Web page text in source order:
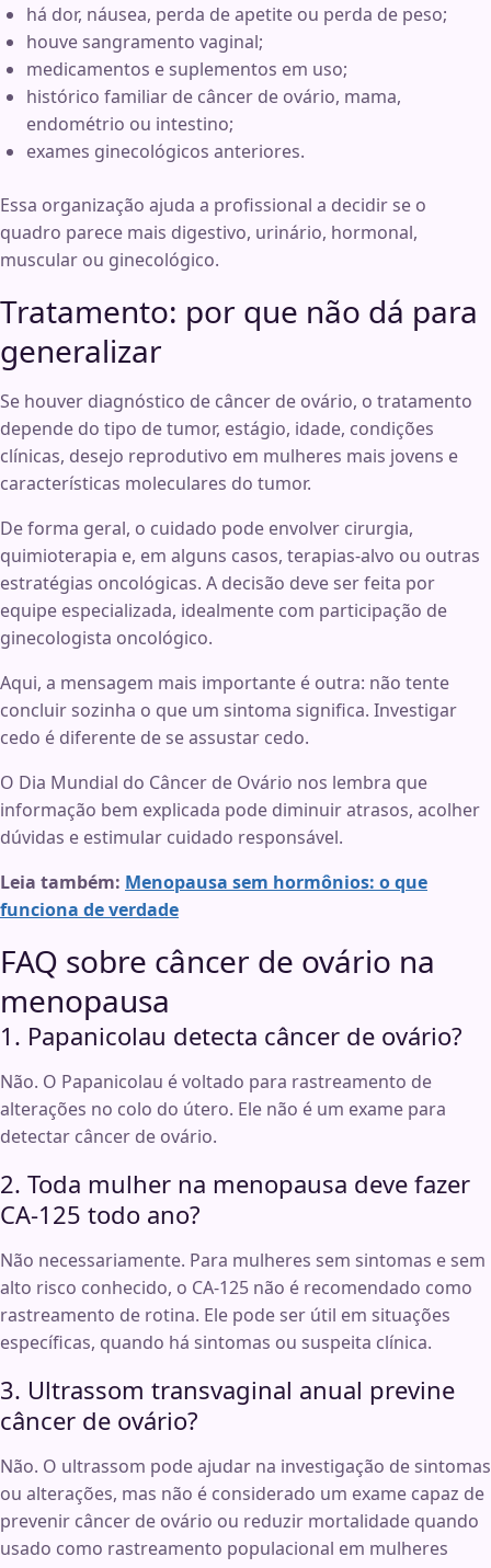
há dor, náusea, perda de apetite ou perda de peso;
houve sangramento vaginal;
medicamentos e suplementos em uso;
histórico familiar de câncer de ovário, mama,
endométrio ou intestino;
exames ginecológicos anteriores.
Essa organização ajuda a profissional a decidir se o
quadro parece mais digestivo, urinário, hormonal,
muscular ou ginecológico.
Tratamento: por que não dá para
generalizar
Se houver diagnóstico de câncer de ovário, o tratamento
depende do tipo de tumor, estágio, idade, condições
clínicas, desejo reprodutivo em mulheres mais jovens e
características moleculares do tumor.
De forma geral, o cuidado pode envolver cirurgia,
quimioterapia e, em alguns casos, terapias-alvo ou outras
estratégias oncológicas. A decisão deve ser feita por
equipe especializada, idealmente com participação de
ginecologista oncológico.
Aqui, a mensagem mais importante é outra: não tente
concluir sozinha o que um sintoma significa. Investigar
cedo é diferente de se assustar cedo.
O Dia Mundial do Câncer de Ovário nos lembra que
informação bem explicada pode diminuir atrasos, acolher
dúvidas e estimular cuidado responsável.
Leia também: Menopausa sem hormônios: o que
funciona de verdade
FAQ sobre câncer de ovário na
menopausa
1. Papanicolau detecta câncer de ovário?
Não. O Papanicolau é voltado para rastreamento de
alterações no colo do útero. Ele não é um exame para
detectar câncer de ovário.
2. Toda mulher na menopausa deve fazer
CA-125 todo ano?
Não necessariamente. Para mulheres sem sintomas e sem
alto risco conhecido, o CA-125 não é recomendado como
rastreamento de rotina. Ele pode ser útil em situações
específicas, quando há sintomas ou suspeita clínica.
3. Ultrassom transvaginal anual previne
câncer de ovário?
Não. O ultrassom pode ajudar na investigação de sintomas
ou alterações, mas não é considerado um exame capaz de
prevenir câncer de ovário ou reduzir mortalidade quando
usado como rastreamento populacional em mulheres